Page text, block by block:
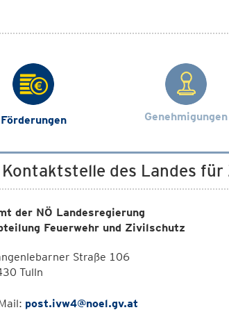
Förderungen Genehmigungen
Kontaktstelle des Landes
der NÖ Landesregierung
Feuerwehr und Zivilschutz
Straße 106
Tulln
post.ivw4@noel.gv.at